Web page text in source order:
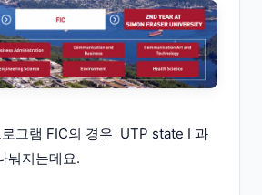
그램 FIC의 경우 UTP state I 과
눠지는데요.